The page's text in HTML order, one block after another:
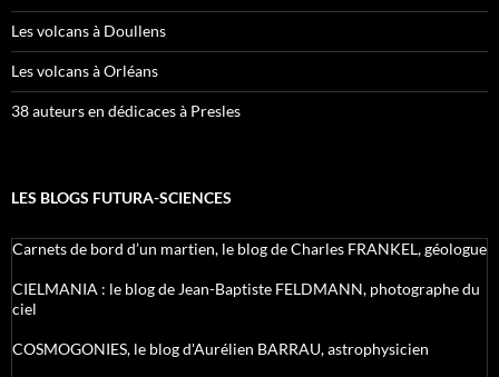
Les volcans à Doullens
Les volcans à Orléans
38 auteurs en dédicaces à Presles
LES BLOGS FUTURA-SCIENCES
Carnets de bord d’un martien, le blog de Charles FRANKEL, géologue
CIELMANIA : le blog de Jean-Baptiste FELDMANN, photographe du
ciel
COSMOGONIES, le blog d'Aurélien BARRAU, astrophysicien